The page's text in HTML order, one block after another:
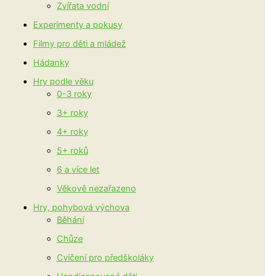
Zvířata vodní
Experimenty a pokusy
Filmy pro děti a mládež
Hádanky
Hry podle věku
0-3 roky
3+ roky
4+ roky
5+ roků
6 a více let
Věkově nezařazeno
Hry, pohybová výchova
Běhání
Chůze
Cvičení pro předškoláky